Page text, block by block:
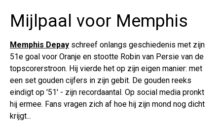
Mijlpaal voor Memphis
Memphis Depay schreef onlangs geschiedenis met zijn
51e goal voor Oranje en stootte Robin van Persie van de
topscorerstroon. Hij vierde het op zijn eigen manier: met
een set gouden cijfers in zijn gebit. De gouden reeks
eindigt op '51' - zijn recordaantal. Op social media pronkt
hij ermee. Fans vragen zich af hoe hij zijn mond nog dicht
krijgt...